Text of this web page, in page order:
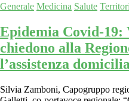
Generale Medicina Salute
Epidemia Covid-19:
chiedono alla
l’assistenza
Silvia Zamboni, Capogruppo